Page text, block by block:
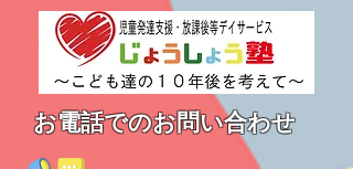
お電話でのお問い合わせ